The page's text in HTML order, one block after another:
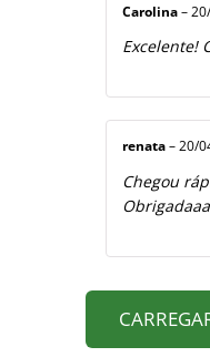
Carolina –
Excelente!
renata – 20/
Chegou